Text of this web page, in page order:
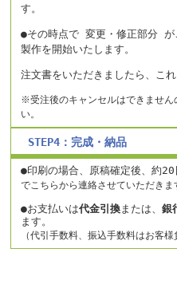
す。
●その時点で 変更・修正部分 が
製作を開始いたします。
注文書をいただきましたら、こ
※受注後のキャンセルはできません
い。
STEP4：完成・納品
●印刷の場合、原稿確定後、約20
でこちらから連絡させていただきま
●お支払いは代金引換 または、銀
ます。
（代引手数料、振込手数料はお客